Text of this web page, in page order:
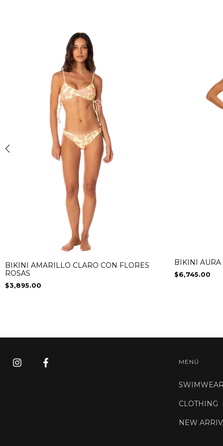
BIKINI AMARILLO CLARO CON FLORES
ROSAS
$3,895.00
BIKINI AURA
$6,745.00
MENÚ
CLOTHING
NEW